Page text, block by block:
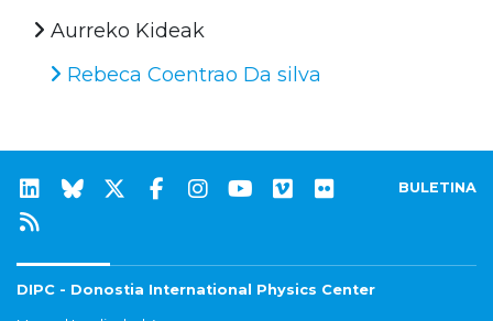
Aurreko Kideak
Rebeca Coentrao Da silva
BULETINA
DIPC - Donostia International Physics Center